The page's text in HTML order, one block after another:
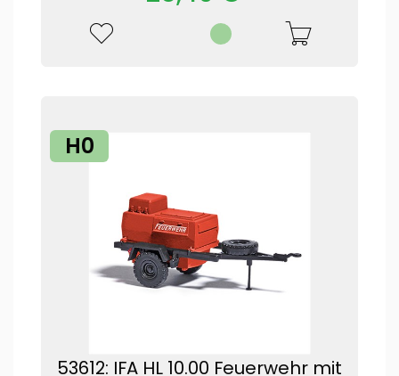
H0
53612: IFA HL 10.00 Feuerwehr mit